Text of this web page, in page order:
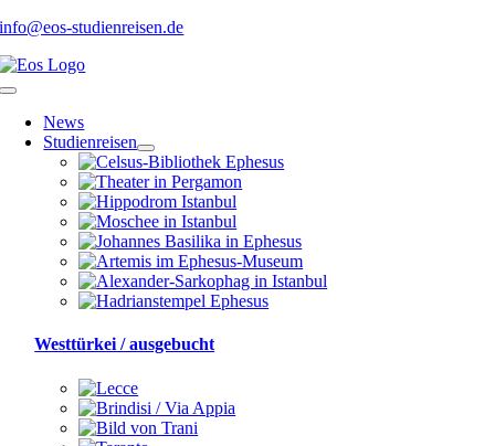
Skip
content
info@eos-studienreisen.de
Toggle
Navigation
News
Studienreisen
Westtürkei / ausgebucht